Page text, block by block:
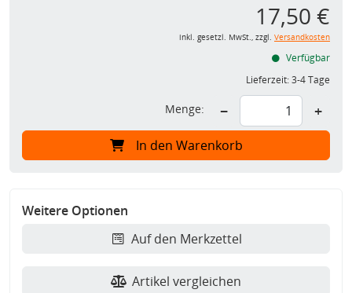
17,50 €
inkl. gesetzl. MwSt., zzgl. Versandkosten
Verfügbar
Lieferzeit:3-4 Tage
Menge: − +
In den Warenkorb
Weitere Optionen
Auf den Merkzettel
Artikel vergleichen